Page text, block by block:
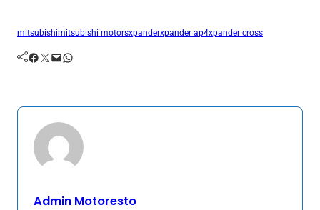
mitsubishimitsubishi motorsxpanderxpander ap4xpander cross
Facebook Twitter Mail WhatsApp
Admin Motoresto